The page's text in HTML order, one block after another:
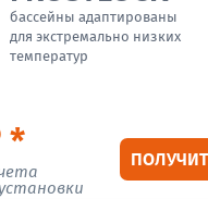
бассейны адаптированы
для экстремально низких
температур
*